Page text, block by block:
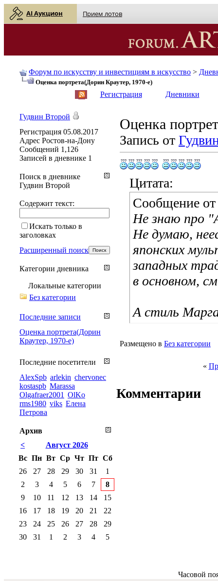
AI Аукцион Прием лотов
Форум по искусству и инвестициям в искусство >
Оценка портрета(Дорин Краутер, 1970-е)
Регистрация Дневники
Оценка
Запись от
Цитата:
Сообщение
Не знаю про
Не думаю,
японских
западных
в основном,
А стиль
Размещено в Без категории
«
Комментарии
Гудвин Второй
Регистрация 05.08.2017
Адрес Ростов-на-Дону
Сообщений 1,126
Записей в дневнике 1
Поиск в дневнике
Гудвин Второй
Содержит текст:
Искать только в
заголовках
Расширенный поиск
Категории дневника
Локальные категории
Без категории
Последние записи
Оценка портрета(Дорин
Краутер, 1970-е)
Последние посетители
AlexSpb arlekin chervonec
kostaspb Marassa
Olgafraer2001 OlKo
rms1980 viks Елена
Петрова
Архив
<
Август 2026
Вс Пн Вт Ср Чт Пт Сб
26
27 28 29 30 31
1
2
3 4 5 6 7
8
9
10 11 12 13 14
15
16
17 18 19 20 21
22
23
24 25 26 27 28
29
30
31 1 2 3 4 5
Часовой